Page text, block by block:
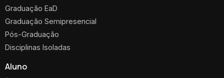
Graduação EaD
Graduação Semipresencial
Pós-Graduação
Disciplinas Isoladas
Aluno